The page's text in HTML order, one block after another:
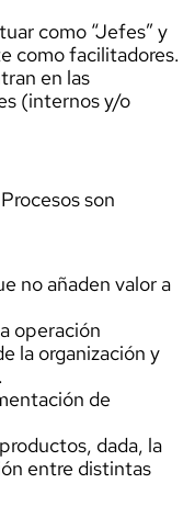
como “Jefes” y
como facilitadores.
en las
(internos y/o
son
no añaden valor a
operación
la organización y
de
dada, la
entre distintas